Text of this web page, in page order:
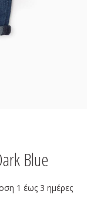
Blue
1 έως 3 ημέρες